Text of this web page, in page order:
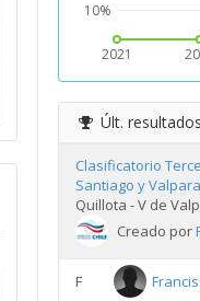
2021
10%
Últ. resultados
Clasificatorio
Santiago y
Quillota - V de
Creado por
F